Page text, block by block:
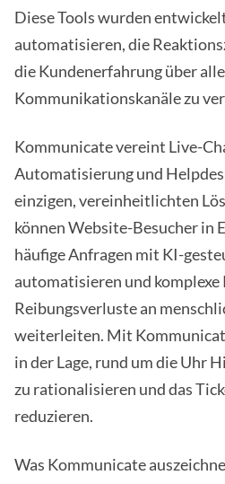
Diese Tools wurden
automatisieren, die
die Kundenerfahrung über alle
Kommunikationskanäle zu
Kommunicate vereint Live-
Automatisierung und
einzigen, vereinheitlichten
können Website-Besucher in
häufige Anfragen mit KI-
automatisieren und komplexe
Reibungsverluste an
weiterleiten. Mit
in der Lage, rund um die Uhr
zu rationalisieren und das
reduzieren.
Was Kommunicate